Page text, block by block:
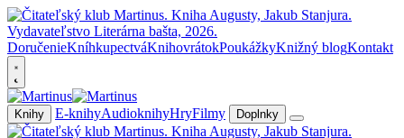
DoručenieKníhkupectváKnihovrátokPoukážkyKnižný blogKontakt
Knihy E-knihyAudioknihyHryFilmy Doplnky